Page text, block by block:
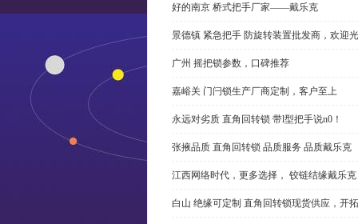
好的南京 桥式把手厂家——戴乐克
景德镇 紧急把手 防旋转装置批发商，欢迎
广州 摇把锁参数，口碑推荐
嘉峪关 门闩锁生产厂商定制，客户至上
永远对劣质 直角回转锁 带l型把手说n0！
张掖品质 直角回转锁 品质服务 品质戴乐克
江西网络时代，更多选择， 铰链结缘戴乐克
白山 绝缘可定制 直角回转锁现货供应，开